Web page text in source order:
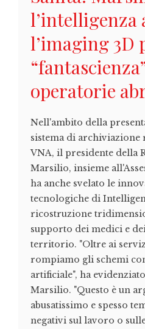
l’intelligenza
l’imaging 3D
operatorie
Nell'ambito della
sistema di
VNA, il presidente della
Marsilio, insieme
ha anche svelato le
tecnologiche di
ricostruzione
supporto dei medici e
territorio. "Oltre ai
rompiamo gli schemi
artificiale", ha
Marsilio. "Questo è un
abusatissimo e spesso
negativi sul lavoro o